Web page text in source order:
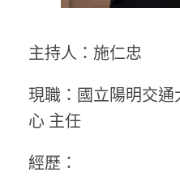
主持人：施仁忠
現職：國立陽明交
心 主任
經歷：